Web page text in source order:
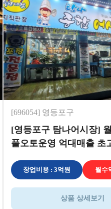
[696054] 영등포구
[영등포구 탐나어시장]
풀오토운영 억대매출 초
창업비용 : 3억원 월수
상품 상세보기